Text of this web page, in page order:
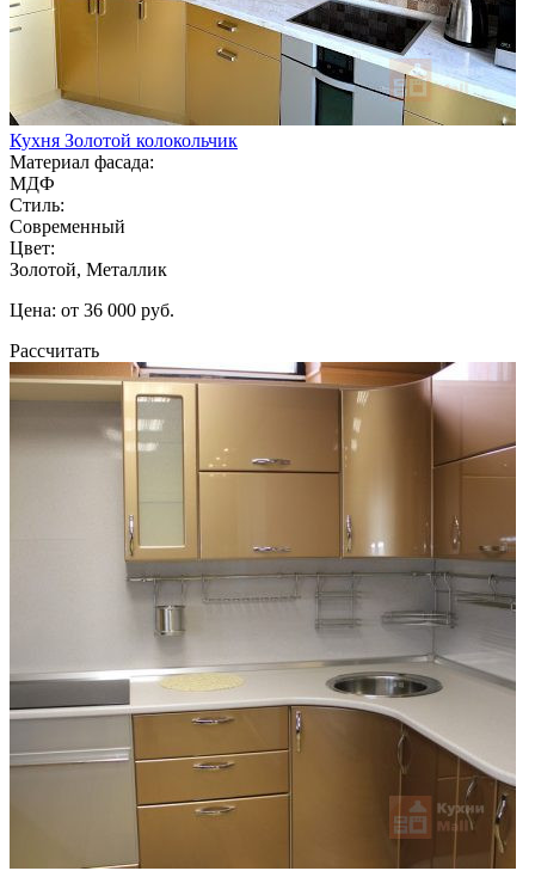
Кухня Золотой колокольчик
Материал фасада:
МДФ
Стиль:
Современный
Цвет:
Золотой, Металлик
Цена: от 36 000 руб.
Рассчитать